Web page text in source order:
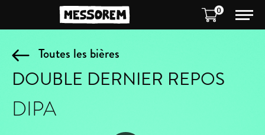
0
Toutes les bières
DOUBLE DERNIER REPOS
DIPA